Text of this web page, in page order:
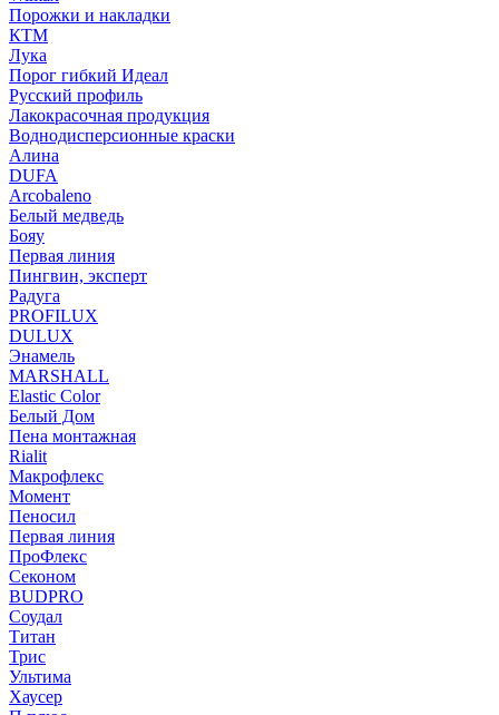
Порожки и накладки
КТМ
Лука
Порог гибкий Идеал
Русский профиль
Лакокрасочная продукция
Воднодисперсионные краски
Алина
DUFA
Arcobaleno
Белый медведь
Бояу
Первая линия
Пингвин, эксперт
Радуга
PROFILUX
DULUX
Энамель
MARSHALL
Elastic Color
Белый Дом
Пена монтажная
Rialit
Макрофлекс
Момент
Пеносил
Первая линия
ПроФлекс
Секоном
BUDPRO
Соудал
Титан
Трис
Ультима
Хаусер